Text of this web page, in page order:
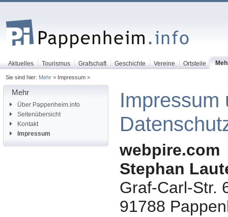
Aktuelles Tourismus Grafschaft Geschichte Vereine Ortsteile
Sie sind hier: Mehr> Impressum >
Mehr
Über Pappenheim.info
Seitenübersicht
Kontakt
Impressum
Impressum
webpire.com
Stephan
Graf-Carl-Str.
91788